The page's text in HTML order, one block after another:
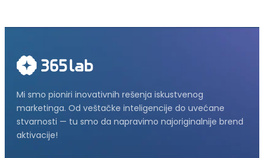
Mi smo pioniri inovativnih rešenja iskustvenog
marketinga. Od veštačke inteligencije do uvećane
stvarnosti — tu smo da napravimo najoriginalnije brend
aktivacije!